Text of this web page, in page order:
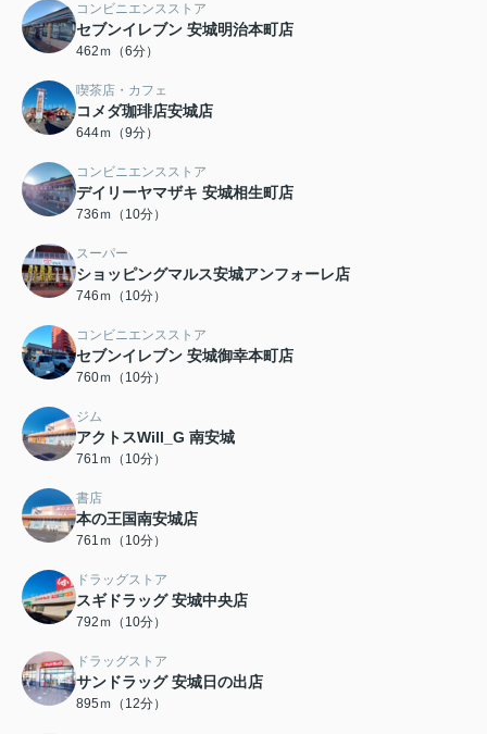
コンビニエンスストア
セブンイレブン 安城明治本町店
462ｍ（6分）
喫茶店・カフェ
コメダ珈琲店安城店
644ｍ（9分）
コンビニエンスストア
デイリーヤマザキ 安城相生町店
736ｍ（10分）
スーパー
ショッピングマルス安城アンフォーレ店
746ｍ（10分）
コンビニエンスストア
セブンイレブン 安城御幸本町店
760ｍ（10分）
ジム
アクトスWill_G 南安城
761ｍ（10分）
書店
本の王国南安城店
761ｍ（10分）
ドラッグストア
スギドラッグ 安城中央店
792ｍ（10分）
ドラッグストア
サンドラッグ 安城日の出店
895ｍ（12分）